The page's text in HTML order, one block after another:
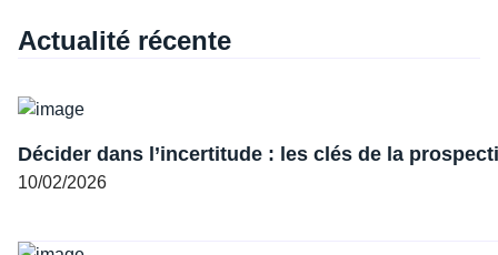
Actualité récente
Décider dans l’incertitude : les clés de la
10/02/2026